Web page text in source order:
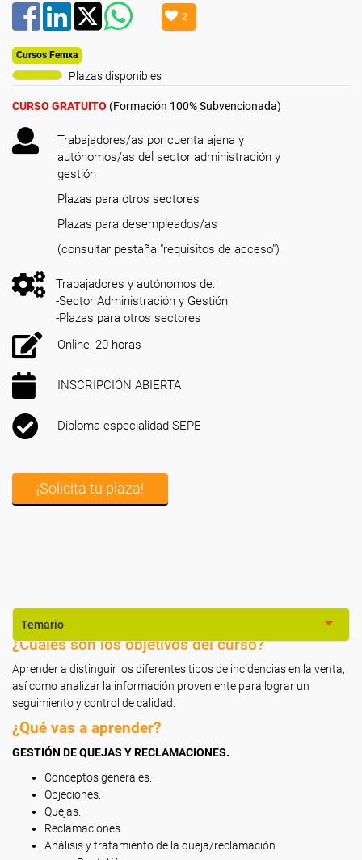
2
Cursos Femxa
Plazas disponibles
CURSO GRATUITO (Formación 100% Subvencionada)
Trabajadores/as por cuenta ajena y
autónomos/as del sector administración y
gestión
Plazas para otros sectores
Plazas para desempleados/as
(consultar pestaña "requisitos de acceso")
Trabajadores y autónomos de:
-Sector Administración y Gestión
-Plazas para otros sectores
Online, 20 horas
INSCRIPCIÓN ABIERTA
Diploma especialidad SEPE
¡Solicita tu plaza!
Temario
¿Cuáles son los objetivos del curso?
Aprender a distinguir los diferentes tipos de incidencias en la venta,
así como analizar la información proveniente para lograr un
seguimiento y control de calidad.
¿Qué vas a aprender?
GESTIÓN DE QUEJAS Y RECLAMACIONES.
Conceptos generales.
Objeciones.
Quejas.
Reclamaciones.
Análisis y tratamiento de la queja/reclamación.